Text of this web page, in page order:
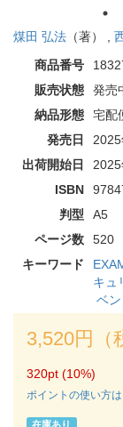
煤田 弘法 （著） ,
商品番号
販売状態
発売
納品形態
宅配
発売日
出荷開始日
ISBN
判型
A5
ページ数
520
キーワード
キュ
ベ
3,520円（
320pt (10%)
ポイントの使い方
在庫あり